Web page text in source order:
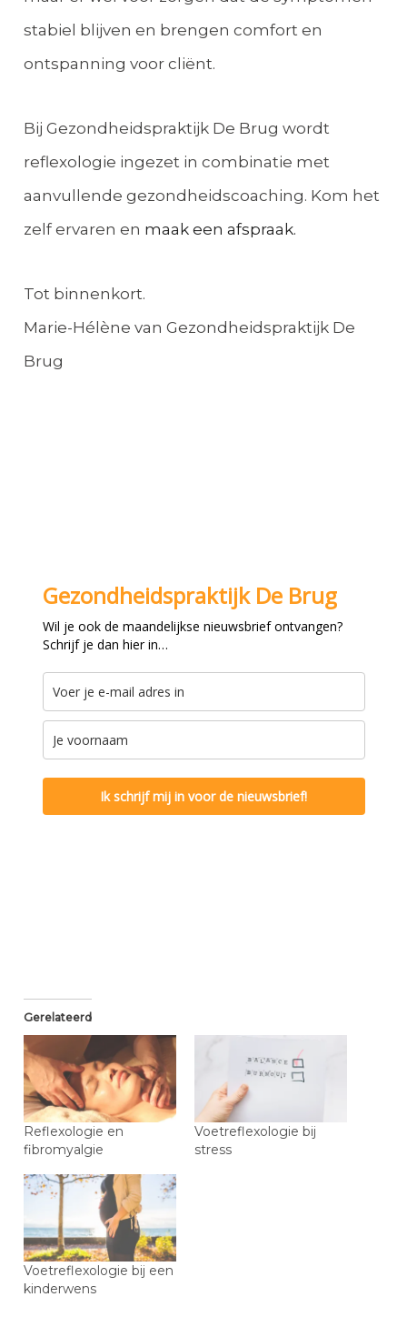
stabiel blijven en brengen comfort en
ontspanning voor cliënt.
Bij Gezondheidspraktijk De Brug wordt
reflexologie ingezet in combinatie met
aanvullende gezondheidscoaching. Kom het
zelf ervaren en maak een afspraak.
Tot binnenkort.
Marie-Hélène van Gezondheidspraktijk De
Brug
Gezondheidspraktijk De Brug
Wil je ook de maandelijkse nieuwsbrief ontvangen?
Schrijf je dan hier in…
Ik schrijf mij in voor de nieuwsbrief!
Gerelateerd
Reflexologie en
fibromyalgie
Voetreflexologie bij
stress
Voetreflexologie bij een
kinderwens